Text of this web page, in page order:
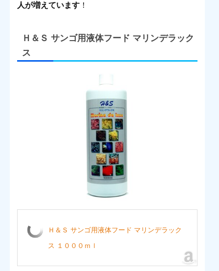
人が増えています ！
Ｈ＆Ｓ サンゴ用液体フード マリンデラック
ス
Ｈ＆Ｓ サンゴ用液体フード マリンデラック
ス １０００ｍｌ